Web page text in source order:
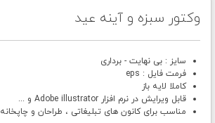
وکتور سبزه و آینه عید
سایز : بی نهایت - برداری
فرمت فایل : eps
کاملا لایه باز
قابل ویرایش در نرم افزار Adobe illustrator و ...
مناسب برای کانون های تبلیغاتی ، طراحان و چاپخانه